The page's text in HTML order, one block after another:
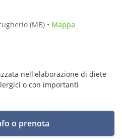
(MB) • Mappa
nell'elaborazione di diete
o con importanti
o prenota